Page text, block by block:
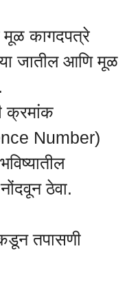
मूळ कागदपत्रे
जातील आणि मूळ
क्रमांक
Number)
ठेवा.
तपासणी